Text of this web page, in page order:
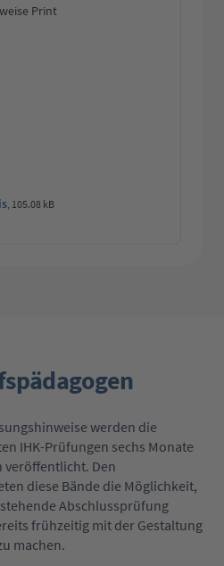
Print
, 105.08 kB
werden die
IHK-Prüfungen sechs Monate
veröffentlicht. Den
diese Bände die Möglichkeit,
Abschlussprüfung
frühzeitig mit der Gestaltung
machen.